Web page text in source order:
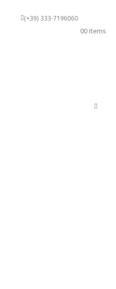
(+39) 333-7196060
00 items